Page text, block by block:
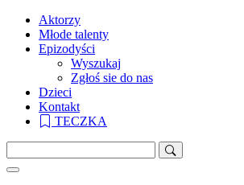
Aktorzy
Młode talenty
Epizodyści
Wyszukaj
Zgłoś sie do nas
Dzieci
Kontakt
TECZKA